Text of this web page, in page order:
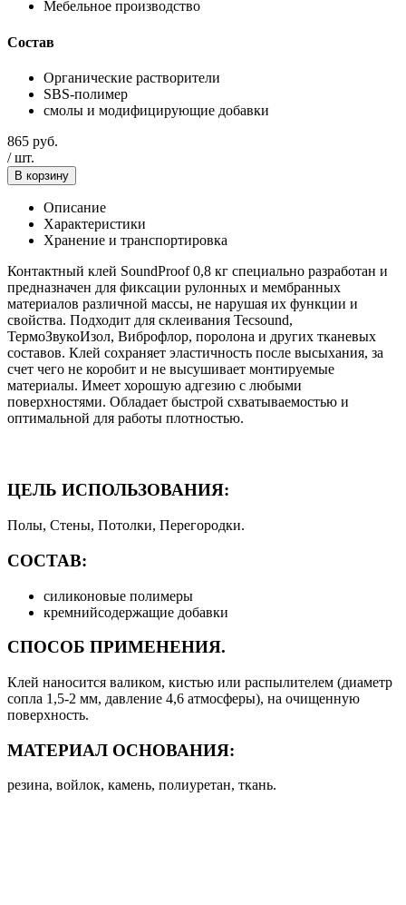
Мебельное производство
Состав
Органические растворители
SBS-полимер
смолы и модифицирующие добавки
865 руб.
/шт.
В корзину
Описание
Характеристики
Хранение и транспортировка
Контактный клей SoundProof 0,8 кг специально разработан и
предназначен для фиксации рулонных и мембранных
материалов различной массы, не нарушая их функции и
свойства. Подходит для склеивания Tecsound,
ТермоЗвукоИзол, Виброфлор, поролона и других тканевых
составов. Клей сохраняет эластичность после высыхания, за
счет чего не коробит и не высушивает монтируемые
материалы. Имеет хорошую адгезию с любыми
поверхностями. Обладает быстрой схватываемостью и
оптимальной для работы плотностью.
ЦЕЛЬ ИСПОЛЬЗОВАНИЯ:
Полы, Стены, Потолки, Перегородки.
СОСТАВ:
силиконовые полимеры
кремнийсодержащие добавки
СПОСОБ ПРИМЕНЕНИЯ.
Клей наносится валиком, кистью или распылителем (диаметр
сопла 1,5-2 мм, давление 4,6 атмосферы), на очищенную
поверхность.
МАТЕРИАЛ ОСНОВАНИЯ:
резина, войлок, камень, полиуретан, ткань.